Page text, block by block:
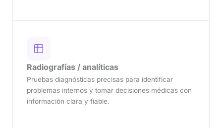
Radiografías / analíticas
Pruebas diagnósticas precisas para identificar
problemas internos y tomar decisiones médicas con
información clara y fiable.